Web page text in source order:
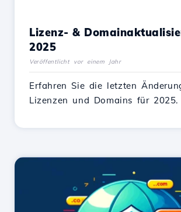
Lizenz- &
2025
Veröffentlicht vor einem Jahr
Erfahren Sie die letzten
Lizenzen und Domains für 2025.